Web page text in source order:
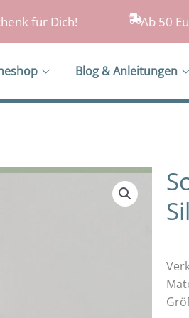
für Dich! Ab 50
Blog & Anleitungen